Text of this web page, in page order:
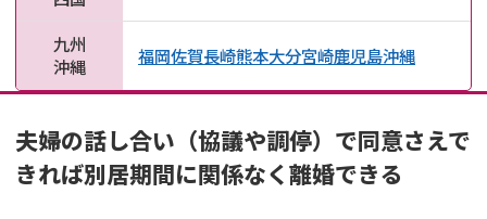
九州
沖縄
福岡佐賀長崎熊本大分宮崎鹿児島沖縄
夫婦の話し合い（協議や調停）で同意さえで
きれば別居期間に関係なく離婚できる